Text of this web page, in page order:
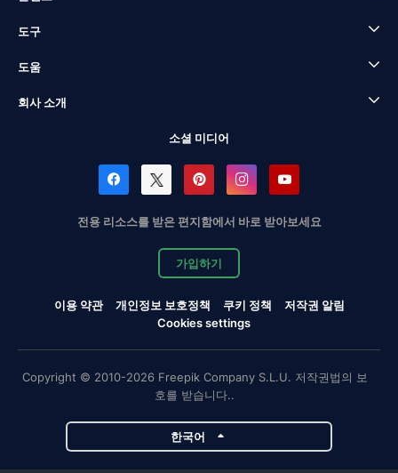
도구
도움
회사 소개
소셜 미디어
전용 리소스를 받은 편지함에서 바로 받아보세요
가입하기
이용 약관 개인정보 보호정책 쿠키 정책
저작권 알림
Cookies settings
Copyright © 2010-2026 Freepik Company S.L.U. 저작권법의 보
호를 받습니다..
한국어